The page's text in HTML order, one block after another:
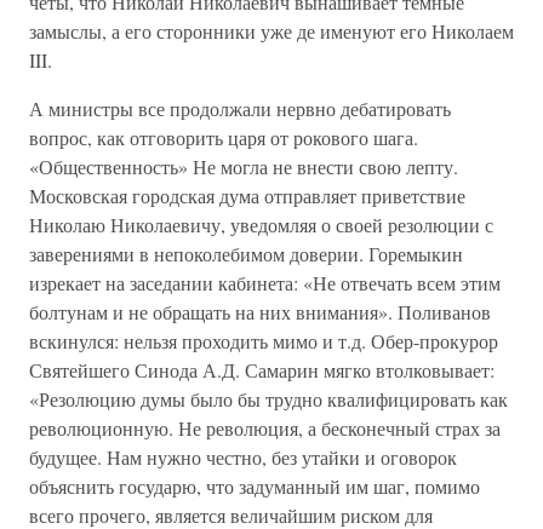
замыслы, а его сторонники уже де именуют его Николаем
III.
А министры все продолжали нервно дебатировать
вопрос, как отговорить царя от рокового шага.
«Общественность» Не могла не внести свою лепту.
Московская городская дума отправляет приветствие
Николаю Николаевичу, уведомляя о своей резолюции с
заверениями в непоколебимом доверии. Горемыкин
изрекает на заседании кабинета: «Не отвечать всем этим
болтунам и не обращать на них внимания». Поливанов
вскинулся: нельзя проходить мимо и т.д. Обер-прокурор
Святейшего Синода А.Д. Самарин мягко втолковывает:
«Резолюцию думы было бы трудно квалифицировать как
революционную. Не революция, а бесконечный страх за
будущее. Нам нужно честно, без утайки и оговорок
объяснить государю, что задуманный им шаг, помимо
всего прочего, является величайшим риском для